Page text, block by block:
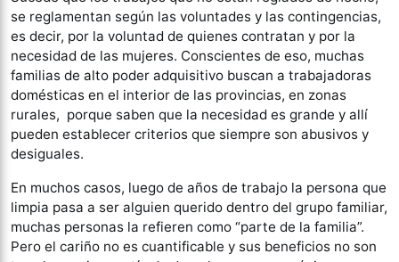
se reglamentan según las voluntades y las contingencias,
es decir, por la voluntad de quienes contratan y por la
necesidad de las mujeres. Conscientes de eso, muchas
familias de alto poder adquisitivo buscan a trabajadoras
domésticas en el interior de las provincias, en zonas
rurales, porque saben que la necesidad es grande y allí
pueden establecer criterios que siempre son abusivos y
desiguales.
En muchos casos, luego de años de trabajo la persona que
limpia pasa a ser alguien querido dentro del grupo familiar,
muchas personas la refieren como “parte de la familia”.
Pero el cariño no es cuantificable y sus beneficios no son